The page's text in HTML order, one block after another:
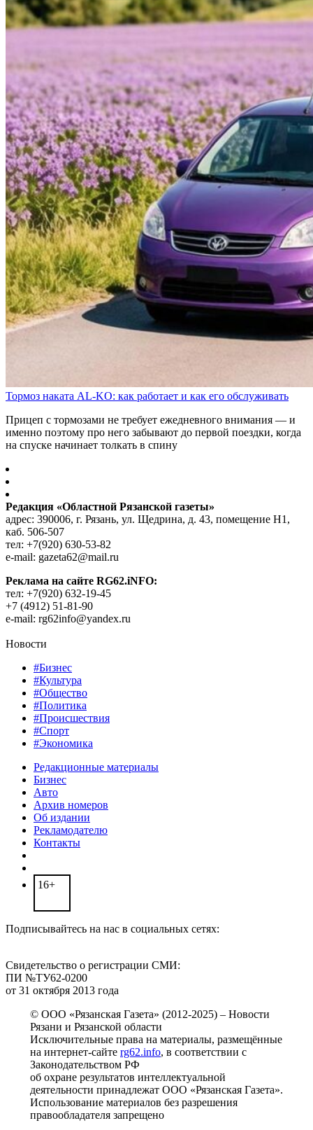
Тормоз наката AL-KO: как работает и как его обслуживать
Прицеп с тормозами не требует ежедневного внимания — и
именно поэтому про него забывают до первой поездки, когда
на спуске начинает толкать в спину
Редакция «Областной Рязанской газеты»
адрес: 390006, г. Рязань, ул. Щедрина, д. 43, помещение Н1,
каб. 506-507
тел: +7(920) 630-53-82
e-mail: gazeta62@mail.ru
Реклама на сайте RG62.iNFO:
тел: +7(920) 632-19-45
+7 (4912) 51-81-90
e-mail: rg62info@yandex.ru
Новости
#Бизнес
#Культура
#Общество
#Политика
#Происшествия
#Спорт
#Экономика
Редакционные материалы
Бизнес
Авто
Архив номеров
Об издании
Рекламодателю
Контакты
16+
Подписывайтесь на нас в социальных сетях:
Свидетельство о регистрации СМИ:
ПИ №ТУ62-0200
от 31 октября 2013 года
© ООО «Рязанская Газета» (2012-2025) – Новости
Рязани и Рязанской области
Исключительные права на материалы, размещённые
на интернет-сайте rg62.info, в соответствии с
Законодательством РФ
об охране результатов интеллектуальной
деятельности принадлежат ООО «Рязанская Газета».
Использование материалов без разрешения
правообладателя запрещено